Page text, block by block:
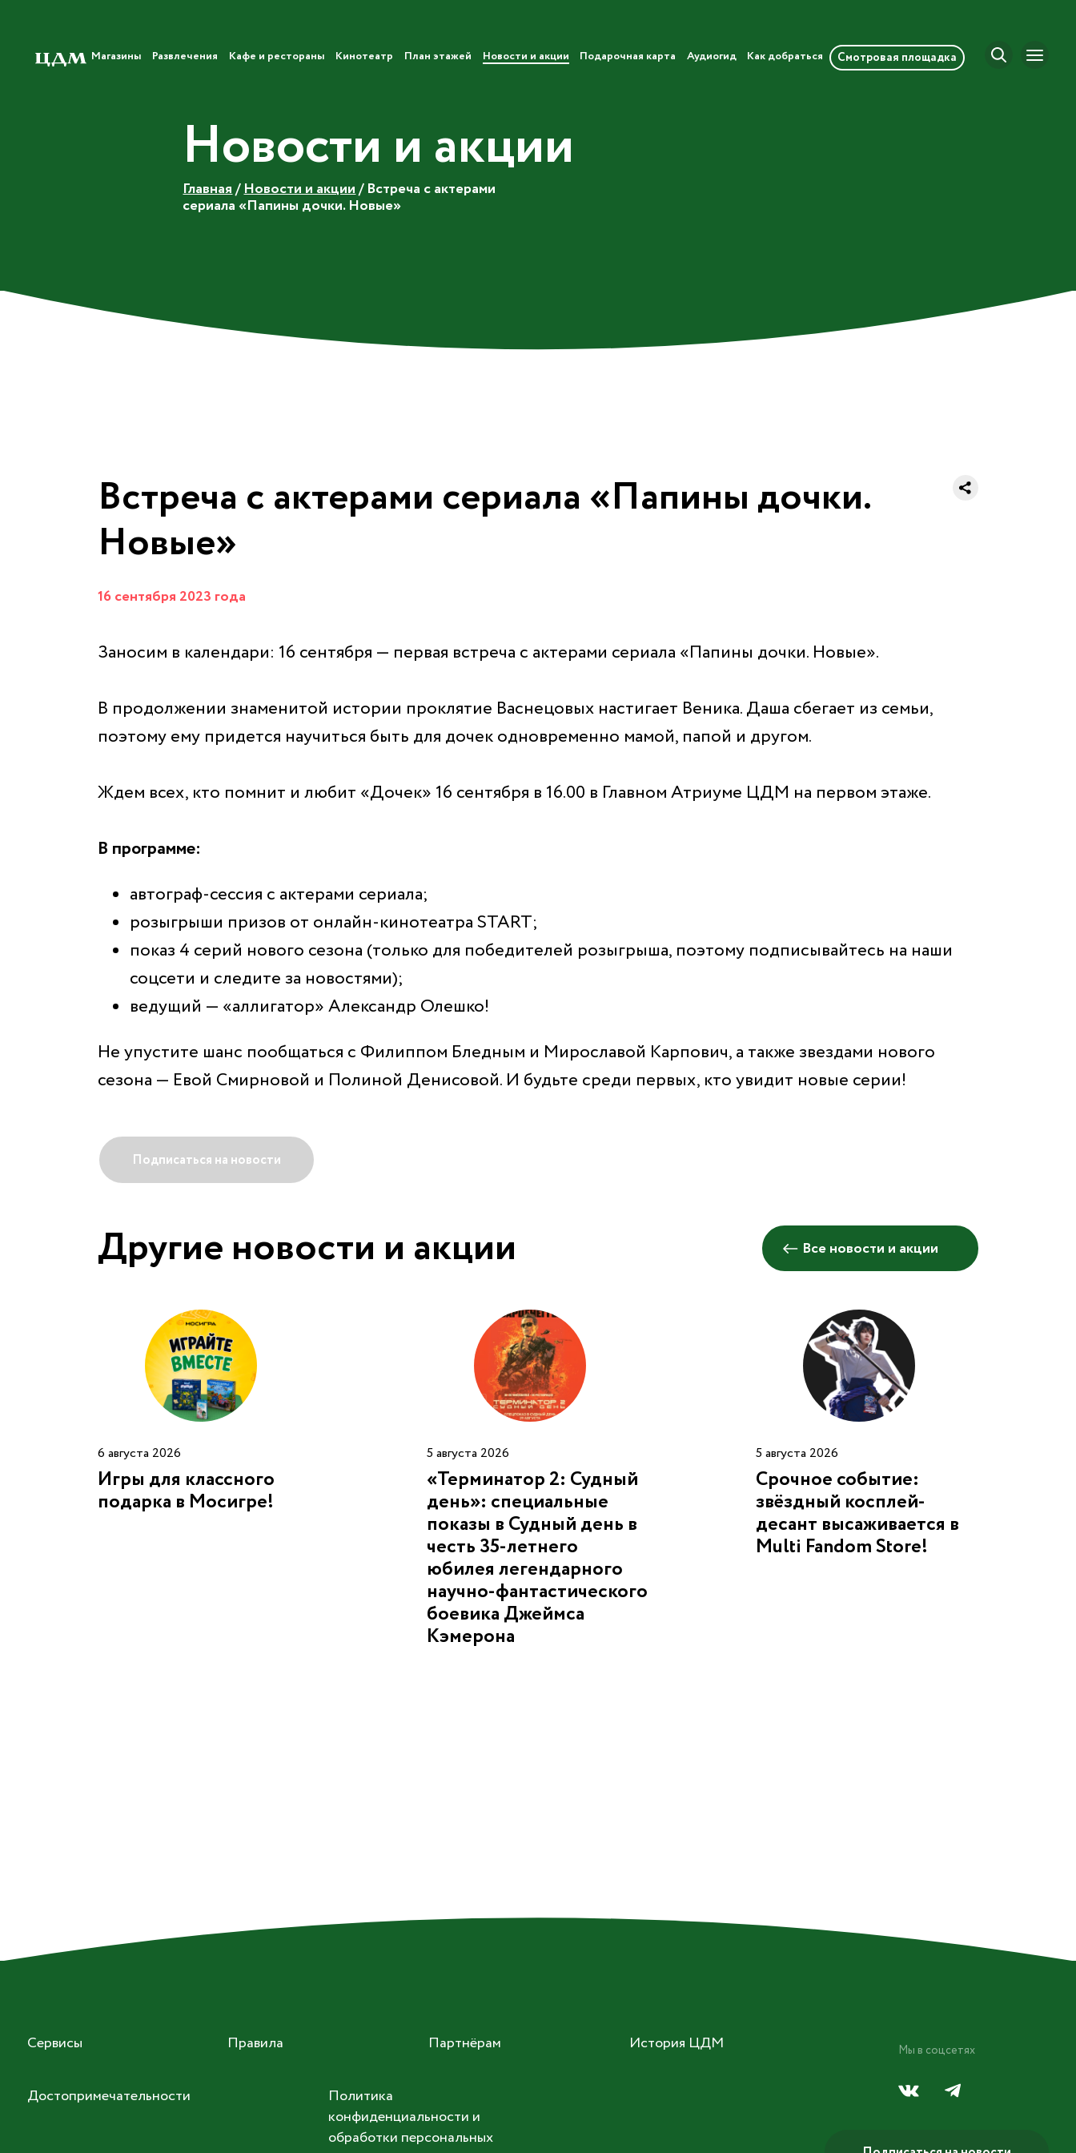
Магазины Развлечения Кафе и рестораны Кинотеатр План этажей Новости и акции Подарочная карта Аудиогид Как добраться Смотровая площадка
Новости и акции
Главная/Новости и акции/Встреча с актерами
сериала «Папины дочки. Новые»
Встреча с актерами сериала «Папины дочки.
Новые»
16 сентября 2023 года
Заносим в календари: 16 сентября — первая встреча с актерами сериала «Папины дочки. Новые».
В продолжении знаменитой истории проклятие Васнецовых настигает Веника. Даша сбегает из семьи,
поэтому ему придется научиться быть для дочек одновременно мамой, папой и другом.
Ждем всех, кто помнит и любит «Дочек» 16 сентября в 16.00 в Главном Атриуме ЦДМ на первом этаже.
В программе:
автограф-сессия с актерами сериала;
розыгрыши призов от онлайн-кинотеатра START;
показ 4 серий нового сезона (только для победителей розыгрыша, поэтому подписывайтесь на наши
соцсети и следите за новостями);
ведущий — «аллигатор» Александр Олешко!
Не упустите шанс пообщаться с Филиппом Бледным и Мирославой Карпович, а также звездами нового
сезона — Евой Смирновой и Полиной Денисовой. И будьте среди первых, кто увидит новые серии!
Подписаться на новости
Другие новости и акции Все новости и акции
6 августа 2026
Игры для классного
подарка в Мосигре!
5 августа 2026
«Терминатор 2: Судный
день»: специальные
показы в Судный день в
честь 35-летнего
юбилея легендарного
научно-фантастического
боевика Джеймса
Кэмерона
5 августа 2026
Срочное событие:
звёздный косплей-
десант высаживается в
Multi Fandom Store!
Сервисы Правила Партнёрам История ЦДМ
Достопримечательности
Политика
конфиденциальности и
обработки персональных
Мы в соцсетях